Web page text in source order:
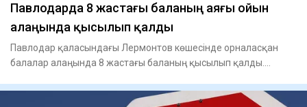
Павлодарда 8 жастағы баланың аяғы ойын
алаңында қысылып қалды
Павлодар қаласындағы Лермонтов көшесінде орналасқан
балалар алаңында 8 жастағы баланың қысылып қалды.